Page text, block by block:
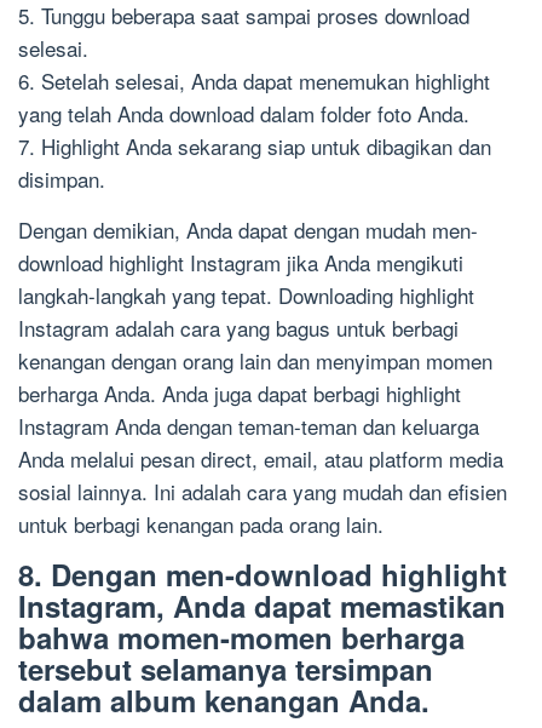
5. Tunggu beberapa saat sampai proses download
selesai.
6. Setelah selesai, Anda dapat menemukan highlight
yang telah Anda download dalam folder foto Anda.
7. Highlight Anda sekarang siap untuk dibagikan dan
disimpan.
Dengan demikian, Anda dapat dengan mudah men-
download highlight Instagram jika Anda mengikuti
langkah-langkah yang tepat. Downloading highlight
Instagram adalah cara yang bagus untuk berbagi
kenangan dengan orang lain dan menyimpan momen
berharga Anda. Anda juga dapat berbagi highlight
Instagram Anda dengan teman-teman dan keluarga
Anda melalui pesan direct, email, atau platform media
sosial lainnya. Ini adalah cara yang mudah dan efisien
untuk berbagi kenangan pada orang lain.
8. Dengan men-download highlight
Instagram, Anda dapat memastikan
bahwa momen-momen berharga
tersebut selamanya tersimpan
dalam album kenangan Anda.